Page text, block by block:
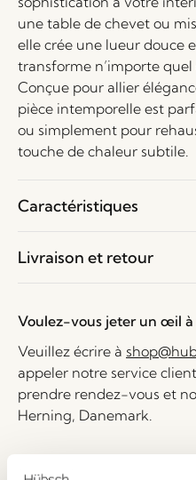
une table de chevet ou
elle crée une lueur douce
transforme n’importe
Conçue pour allier
pièce intemporelle est
ou simplement pour
touche de chaleur subtile.
Caractéristiques
Livraison et retour
Voulez-vous jeter un œil à
Veuillez écrire à
appeler notre service
prendre rendez-vous et
Herning, Danemark.